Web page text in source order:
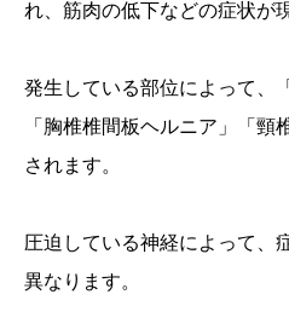
れ、筋肉の低下などの症状が
発生している部位によって、
「胸椎椎間板ヘルニア」「
されます。
圧迫している神経によって、
異なります。